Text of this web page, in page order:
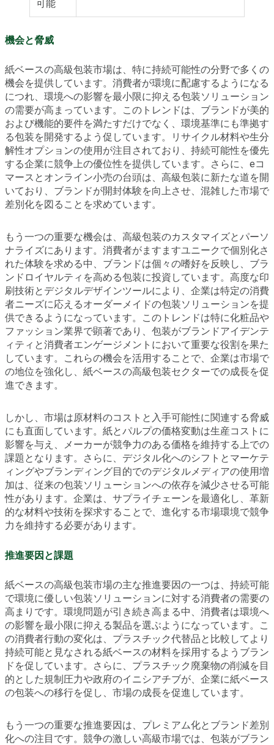
可能
機会と脅威
紙ベースの高級包装市場は、特に持続可能性の分野で多くの
機会を提供しています。消費者が環境に配慮するようになる
につれ、環境への影響を最小限に抑える包装ソリューション
の需要が高まっています。このトレンドは、ブランドが美的
および機能的要件を満たすだけでなく、環境基準にも準拠す
る包装を開発するよう促しています。リサイクル材料や生分
解性オプションの使用が注目されており、持続可能性を優先
する企業に競争上の優位性を提供しています。さらに、eコ
マースとオンライン小売の台頭は、高級包装に新たな道を開
いており、ブランドが開封体験を向上させ、混雑した市場で
差別化を図ることを求めています。
もう一つの重要な機会は、高級包装のカスタマイズとパーソ
ナライズにあります。消費者がますますユニークで個別化さ
れた体験を求める中、ブランドは個々の嗜好を反映し、ブラ
ンドロイヤルティを高める包装に投資しています。高度な印
刷技術とデジタルデザインツールにより、企業は特定の消費
者ニーズに応えるオーダーメイドの包装ソリューションを提
供できるようになっています。このトレンドは特に化粧品や
ファッション業界で顕著であり、包装がブランドアイデンテ
ィティと消費者エンゲージメントにおいて重要な役割を果た
しています。これらの機会を活用することで、企業は市場で
の地位を強化し、紙ベースの高級包装セクターでの成長を促
進できます。
しかし、市場は原材料のコストと入手可能性に関連する脅威
にも直面しています。紙とパルプの価格変動は生産コストに
影響を与え、メーカーが競争力のある価格を維持する上での
課題となります。さらに、デジタル化へのシフトとマーケテ
ィングやブランディング目的でのデジタルメディアの使用増
加は、従来の包装ソリューションへの依存を減少させる可能
性があります。企業は、サプライチェーンを最適化し、革新
的な材料や技術を探求することで、進化する市場環境で競争
力を維持する必要があります。
推進要因と課題
紙ベースの高級包装市場の主な推進要因の一つは、持続可能
で環境に優しい包装ソリューションに対する消費者の需要の
高まりです。環境問題が引き続き高まる中、消費者は環境へ
の影響を最小限に抑える製品を選ぶようになっています。こ
の消費者行動の変化は、プラスチック代替品と比較してより
持続可能と見なされる紙ベースの材料を採用するようブラン
ドを促しています。さらに、プラスチック廃棄物の削減を目
的とした規制圧力や政府のイニシアチブが、企業に紙ベース
の包装への移行を促し、市場の成長を促進しています。
もう一つの重要な推進要因は、プレミアム化とブランド差別
化への注目です。競争の激しい高級市場では、包装がブラン